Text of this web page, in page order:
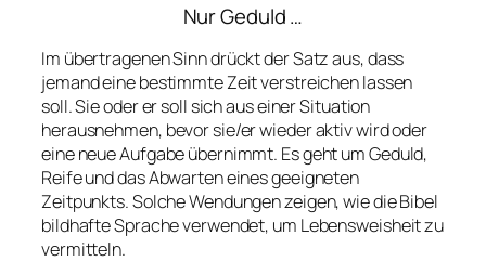
Nur Geduld …
Im übertragenen Sinn drückt der Satz aus, dass
jemand eine bestimmte Zeit verstreichen lassen
soll. Sie oder er soll sich aus einer Situation
herausnehmen, bevor sie/er wieder aktiv wird oder
eine neue Aufgabe übernimmt. Es geht um Geduld,
Reife und das Abwarten eines geeigneten
Zeitpunkts. Solche Wendungen zeigen, wie die Bibel
bildhafte Sprache verwendet, um Lebensweisheit zu
vermitteln.